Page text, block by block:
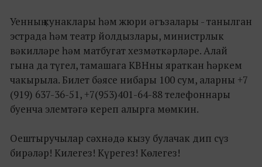
Уенның кунаклары һәм жюри әгъзалары - танылган
эстрада һәм театр йолдызлары, министрлык
вәкилләре һәм матбугат хезмәткәрләре. Алай
гына да түгел, тамашага КВНны яраткан һәркем
чакырыла. Билет бәясе нибары 100 сум, аларны +7
(919) 637-36-51, +7(953)401-64-88 телефоннары
буенча элемтәгә кереп алырга мөмкин.
Оештыручылар сәхнәдә кызу булачак дип сүз
бирәләр! Килегез! Күрегез! Көлегез!